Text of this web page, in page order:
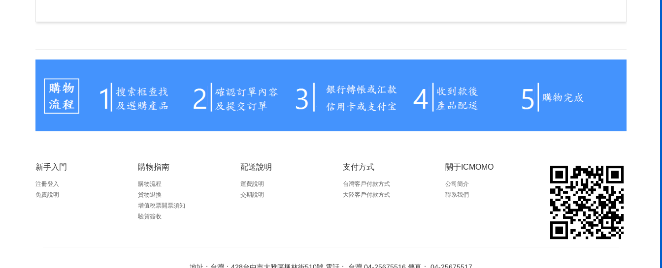
新手入門
注冊登入
免責說明
購物指南
購物流程
貨物退換
增值稅票開票須知
驗貨簽收
配送說明
運費說明
交期說明
支付方式
台灣客戶付款方式
大陸客戶付款方式
關于ICMOMO
公司簡介
聯系我們